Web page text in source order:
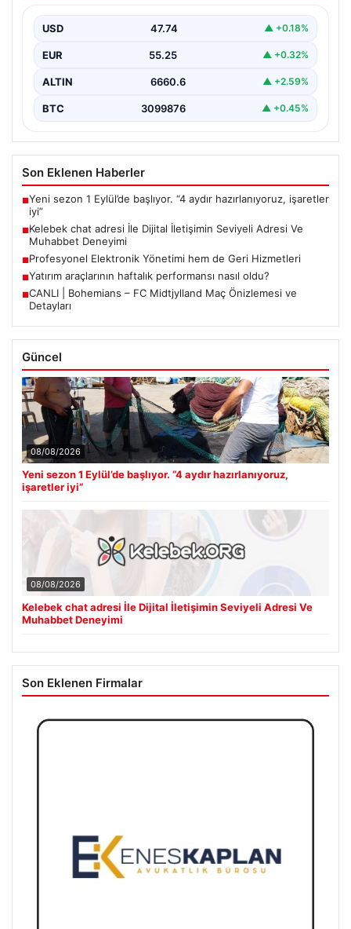
kurması ciddi bir hassasiyet barındırmaktadır. Halen
çeşitli…
USD 47.74 ▲ +0.18%
EUR 55.25 ▲ +0.32%
ALTIN 6660.6 ▲ +2.59%
BTC 3099876 ▲ +0.45%
Son Eklenen Haberler
■Yeni sezon 1 Eylül’de başlıyor. “4 aydır hazırlanıyoruz, işaretler
iyi”
■Kelebek chat adresi İle Dijital İletişimin Seviyeli Adresi Ve
Muhabbet Deneyimi
■Profesyonel Elektronik Yönetimi hem de Geri Hizmetleri
■Yatırım araçlarının haftalık performansı nasıl oldu?
■CANLI | Bohemians – FC Midtjylland Maç Önizlemesi ve
Detayları
Güncel
08/08/2026
Yeni sezon 1 Eylül’de başlıyor. “4 aydır hazırlanıyoruz,
işaretler iyi”
08/08/2026
Kelebek chat adresi İle Dijital İletişimin Seviyeli Adresi Ve
Muhabbet Deneyimi
Son Eklenen Firmalar